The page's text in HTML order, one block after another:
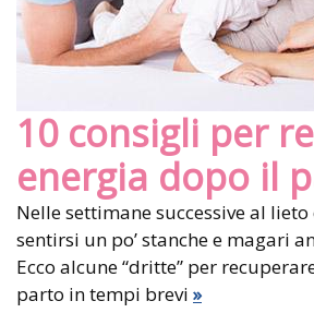
10 consigli per
energia dopo il
Nelle settimane successive al
sentirsi un po’ stanche e magari
Ecco alcune “dritte” per
parto in tempi brevi »